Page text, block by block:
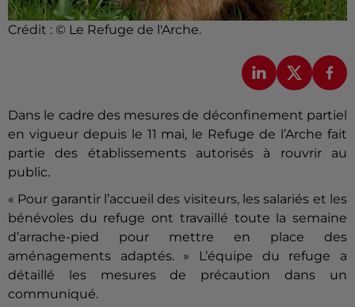
Crédit : © Le Refuge de l'Arche.
Dans le cadre des mesures de déconfinement partiel
en vigueur depuis le 11 mai, le Refuge de l’Arche fait
partie des établissements autorisés à rouvrir au
public.
« Pour garantir l’accueil des visiteurs, les salariés et les
bénévoles du refuge ont travaillé toute la semaine
d’arrache-pied pour mettre en place des
aménagements adaptés. » L’équipe du refuge a
détaillé les mesures de précaution dans un
communiqué.